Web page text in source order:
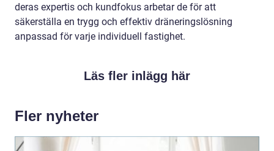
deras expertis och kundfokus arbetar de för att
säkerställa en trygg och effektiv dräneringslösning
anpassad för varje individuell fastighet.
Läs fler inlägg här
Fler nyheter